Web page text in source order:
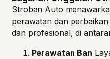
Stroban Auto
perawatan dan
dan profesional, di
Perawatan Ban